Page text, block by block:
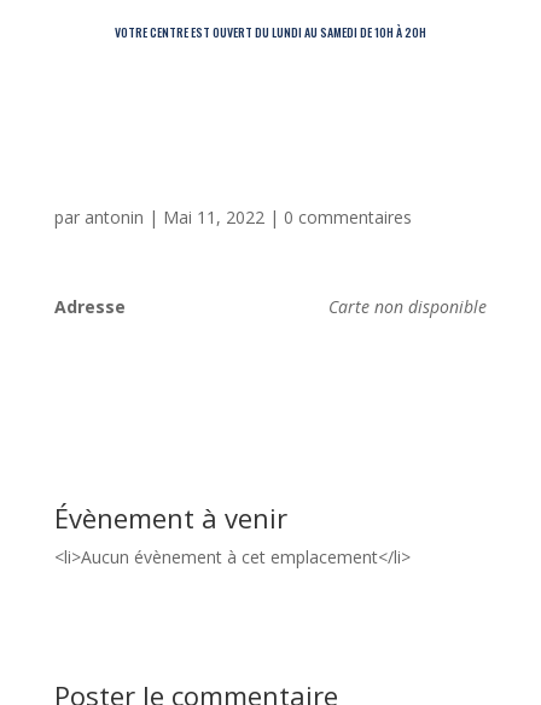
VOTRE CENTRE EST OUVERT DU LUNDI AU SAMEDI DE 10H À 20H
par antonin | Mai 11, 2022| 0 commentaires
Carte non disponible
Adresse
Évènement à venir
<li>Aucun évènement à cet emplacement</li>
Poster le commentaire